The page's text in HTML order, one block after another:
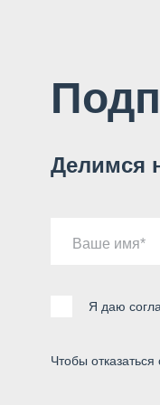
Делимся
Ваше имя
Я даю
Чтобы